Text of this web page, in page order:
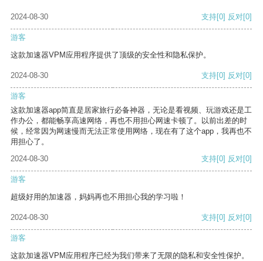
2024-08-30 支持[0] 反对[0]
游客
这款加速器VPM应用程序提供了顶级的安全性和隐私保护。
2024-08-30 支持[0] 反对[0]
游客
这款加速器app简直是居家旅行必备神器，无论是看视频、玩游戏还是工
作办公，都能畅享高速网络，再也不用担心网速卡顿了。以前出差的时
候，经常因为网速慢而无法正常使用网络，现在有了这个app，我再也不
用担心了。
2024-08-30
支持[0] 反对[0]
游客
超级好用的加速器，妈妈再也不用担心我的学习啦！
2024-08-30 支持[0] 反对[0]
游客
这款加速器VPM应用程序已经为我们带来了无限的隐私和安全性保护。